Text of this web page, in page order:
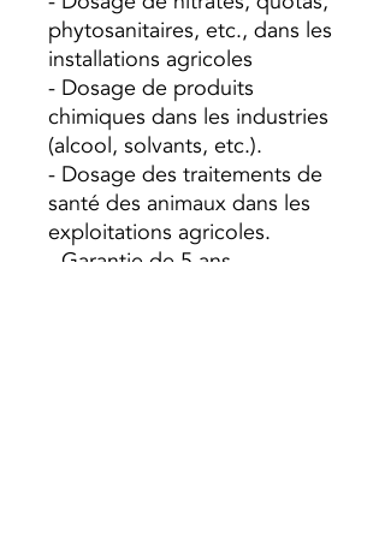
phytosanitaires, etc., dans les
installations agricoles
- Dosage de produits
chimiques dans les industries
(alcool, solvants, etc.).
- Dosage des traitements de
santé des animaux dans les
exploitations agricoles.
- Garantie de 5 ans.